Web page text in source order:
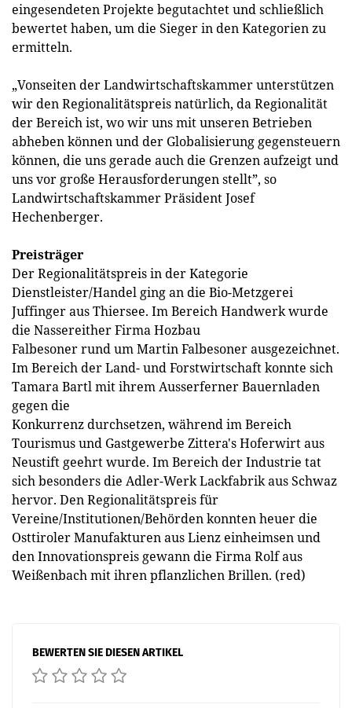
eingesendeten Projekte begutachtet und schließlich
bewertet haben, um die Sieger in den Kategorien zu
ermitteln.
„Vonseiten der Landwirtschaftskammer unterstützen
wir den Regionalitätspreis natürlich, da Regionalität
der Bereich ist, wo wir uns mit unseren Betrieben
abheben können und der Globalisierung gegensteuern
können, die uns gerade auch die Grenzen aufzeigt und
uns vor große Herausforderungen stellt”, so
Landwirtschaftskammer Präsident Josef
Hechenberger.
Preisträger
Der Regionalitätspreis in der Kategorie
Dienstleister/Handel ging an die Bio-Metzgerei
Juffinger aus Thiersee. Im Bereich Handwerk wurde
die Nassereither Firma Hozbau
Falbesoner rund um Martin Falbesoner ausgezeichnet.
Im Bereich der Land- und Forstwirtschaft konnte sich
Tamara Bartl mit ihrem Ausserferner Bauernladen
gegen die
Konkurrenz durchsetzen, während im Bereich
Tourismus und Gastgewerbe Zittera's Hoferwirt aus
Neustift geehrt wurde. Im Bereich der Industrie tat
sich besonders die Adler-Werk Lackfabrik aus Schwaz
hervor. Den Regionalitätspreis für
Vereine/Institutionen/Behörden konnten heuer die
Osttiroler Manufakturen aus Lienz einheimsen und
den Innovationspreis gewann die Firma Rolf aus
Weißenbach mit ihren pflanzlichen Brillen. (red)
BEWERTEN SIE DIESEN ARTIKEL